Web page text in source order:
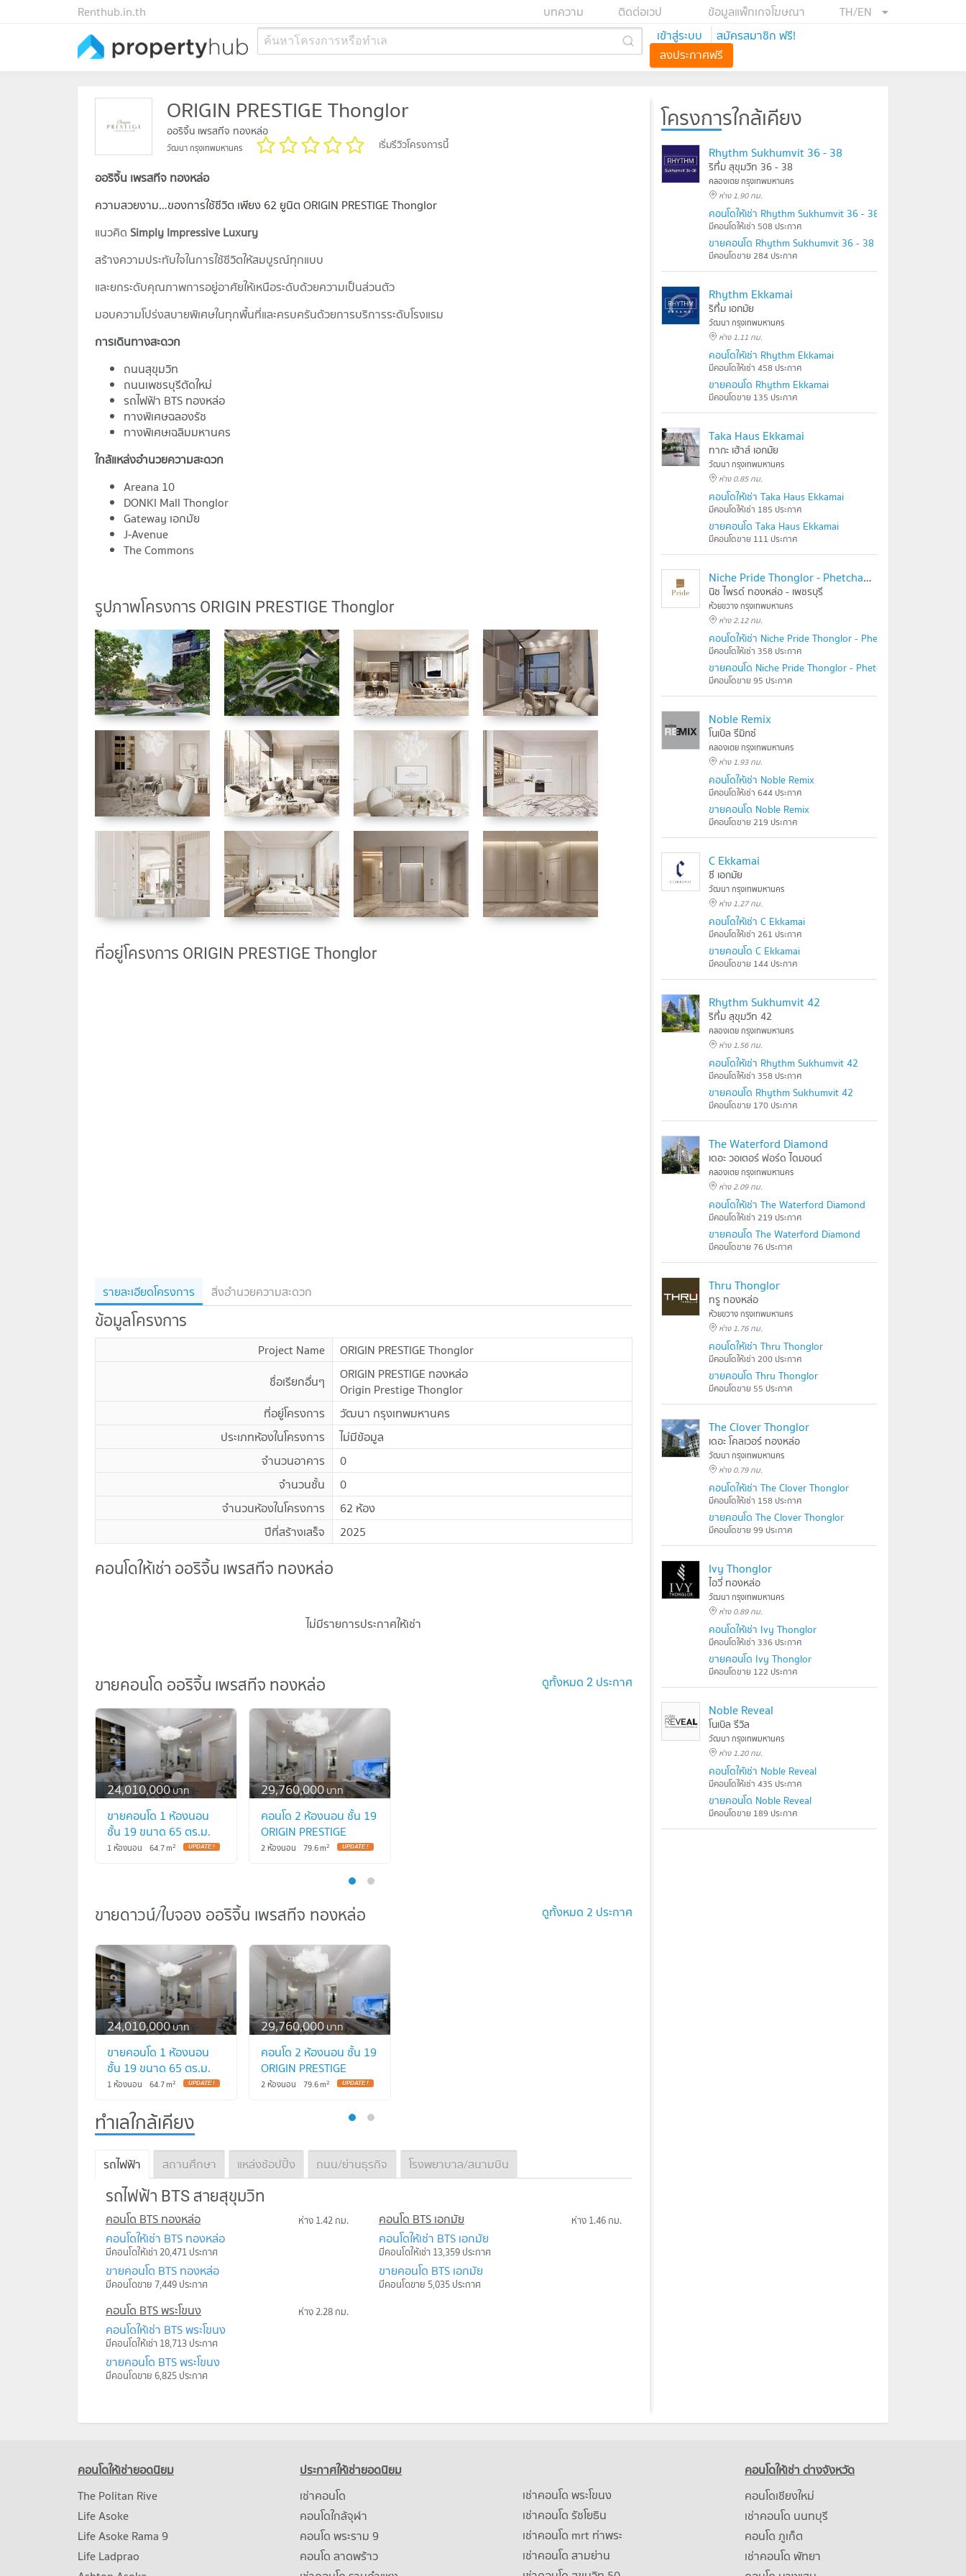
TH/EN
ข้อมูลแพ็กเกจโฆษณา
ติดต่อเวป
บทความ
Renthub.in.th
ค้นหาโครงการหรือทำเล เข้าสู่ระบบ
สมัครสมาชิก ฟรี!
ลงประกาศฟรี
ORIGIN PRESTIGE Thonglor
ออริจิ้น เพรสทีจ ทองหล่อ
วัฒนา กรุงเทพมหานคร เริ่มรีวิวโครงการนี้
ออริจิ้น เพรสทีจ ทองหล่อ
ความสวยงาม…ของการใช้ชีวิต เพียง 62 ยูนิต ORIGIN PRESTIGE Thonglor
แนวคิดSimply Impressive Luxury
สร้างความประทับใจในการใช้ชีวิตให้สมบูรณ์ทุกแบบ
และยกระดับคุณภาพการอยู่อาศัยให้เหนือระดับด้วยความเป็นส่วนตัว
มอบความโปร่งสบายพิเศษในทุกพื้นที่และครบครันด้วยการบริการระดับโรงแรม
การเดินทางสะดวก
ถนนสุขุมวิท
ถนนเพชรบุรีตัดใหม่
รถไฟฟ้า BTS ทองหล่อ
ทางพิเศษฉลองรัช
ทางพิเศษเฉลิมมหานคร
ใกล้แหล่งอำนวยความสะดวก
Areana 10
DONKI Mall Thonglor
Gateway เอกมัย
J-Avenue
The Commons
รูปภาพโครงการ ORIGIN PRESTIGE Thonglor
ที่อยู่โครงการ ORIGIN PRESTIGE Thonglor
รายละเอียดโครงการ สิ่งอำนวยความสะดวก
ข้อมูลโครงการ
Project Name
ORIGIN PRESTIGE Thonglor
ชื่อเรียกอื่นๆ
ORIGIN PRESTIGE ทองหล่อ
Origin Prestige Thonglor
ที่อยู่โครงการ
วัฒนา กรุงเทพมหานคร
ประเภทห้องในโครงการ
ไม่มีข้อมูล
จำนวนอาคาร
0
จำนวนชั้น
0
จำนวนห้องในโครงการ
62 ห้อง
ปีที่สร้างเสร็จ
2025
คอนโดให้เช่า ออริจิ้น เพรสทีจ ทองหล่อ
ไม่มีรายการประกาศให้เช่า
ขายคอนโด ออริจิ้น เพรสทีจ ทองหล่อ ดูทั้งหมด 2 ประกาศ
ขายคอนโด ออริจิ้น เพรสทีจ ทองหล่อ
24,010,000บาท
ขายคอนโด 1 ห้องนอน
ชั้น 19 ขนาด 65 ตร.ม.
ORIGIN PRESTIGE
1 ห้องนอน 64.7m2
29,760,000บาท
คอนโด 2 ห้องนอน ชั้น 19
ORIGIN PRESTIGE
ทองหล่อ ใกล้ BTS
2 ห้องนอน 79.6m2
ขายดาวน์/ใบจอง ออริจิ้น เพรสทีจ ทองหล่อ ดูทั้งหมด 2 ประกาศ
24,010,000บาท
ขายคอนโด 1 ห้องนอน
ชั้น 19 ขนาด 65 ตร.ม.
ORIGIN PRESTIGE
ทองหล่อ (ID 1311740)
1 ห้องนอน 64.7m2
29,760,000บาท
คอนโด 2 ห้องนอน ชั้น 19
ORIGIN PRESTIGE
ทองหล่อ ใกล้ BTS
2 ห้องนอน 79.6m2
ทำเลใกล้เคียง
รถไฟฟ้า สถานศึกษา แหล่งช้อปปิ้ง ถนน/ย่านธุรกิจ โรงพยาบาล/สนามบิน
รถไฟฟ้า BTS สายสุขุมวิท
คอนโด BTS ทองหล่อ ห่าง 1.42 กม.
คอนโดให้เช่า BTS ทองหล่อ
มีคอนโดให้เช่า 20,471 ประกาศ
ขายคอนโด BTS ทองหล่อ
มีคอนโดขาย 7,449 ประกาศ
คอนโด BTS เอกมัย ห่าง 1.46 กม.
คอนโดให้เช่า BTS เอกมัย
มีคอนโดให้เช่า 13,359 ประกาศ
ขายคอนโด BTS เอกมัย
มีคอนโดขาย 5,035 ประกาศ
คอนโด BTS พระโขนง ห่าง 2.28 กม.
คอนโดให้เช่า BTS พระโขนง
มีคอนโดให้เช่า 18,713 ประกาศ
ขายคอนโด BTS พระโขนง
มีคอนโดขาย 6,825 ประกาศ
โครงการใกล้เคียง
Rhythm Sukhumvit 36 - 38
ริทึ่ม สุขุมวิท 36 - 38
คลองเตย กรุงเทพมหานคร
ห่าง 1.90 กม.
คอนโดให้เช่า Rhythm Sukhumvit 36 - 38
มีคอนโดให้เช่า 508 ประกาศ
ขายคอนโด Rhythm Sukhumvit 36 - 38
มีคอนโดขาย 284 ประกาศ
Rhythm Ekkamai
ริทึ่ม เอกมัย
วัฒนา กรุงเทพมหานคร
ห่าง 1.11 กม.
คอนโดให้เช่า Rhythm Ekkamai
มีคอนโดให้เช่า 458 ประกาศ
ขายคอนโด Rhythm Ekkamai
มีคอนโดขาย 135 ประกาศ
Taka Haus Ekkamai
ทากะ เฮ้าส์ เอกมัย
วัฒนา กรุงเทพมหานคร
ห่าง 0.85 กม.
คอนโดให้เช่า Taka Haus Ekkamai
มีคอนโดให้เช่า 185 ประกาศ
ขายคอนโด Taka Haus Ekkamai
มีคอนโดขาย 111 ประกาศ
Niche Pride Thonglor - Phetchaburi
นิช ไพรด์ ทองหล่อ - เพชรบุรี
ห้วยขวาง กรุงเทพมหานคร
ห่าง 2.12 กม.
คอนโดให้เช่า Niche Pride Thonglor - Phetchaburi
มีคอนโดให้เช่า 358 ประกาศ
ขายคอนโด Niche Pride Thonglor - Phetchaburi
มีคอนโดขาย 95 ประกาศ
Noble Remix
โนเบิล รีมิกซ์
คลองเตย กรุงเทพมหานคร
ห่าง 1.93 กม.
คอนโดให้เช่า Noble Remix
มีคอนโดให้เช่า 644 ประกาศ
ขายคอนโด Noble Remix
มีคอนโดขาย 219 ประกาศ
C Ekkamai
ซี เอกมัย
วัฒนา กรุงเทพมหานคร
ห่าง 1.27 กม.
คอนโดให้เช่า C Ekkamai
มีคอนโดให้เช่า 261 ประกาศ
ขายคอนโด C Ekkamai
มีคอนโดขาย 144 ประกาศ
Rhythm Sukhumvit 42
ริทึ่ม สุขุมวิท 42
คลองเตย กรุงเทพมหานคร
ห่าง 1.56 กม.
คอนโดให้เช่า Rhythm Sukhumvit 42
มีคอนโดให้เช่า 358 ประกาศ
ขายคอนโด Rhythm Sukhumvit 42
มีคอนโดขาย 170 ประกาศ
The Waterford Diamond
เดอะ วอเตอร์ ฟอร์ด ไดมอนด์
คลองเตย กรุงเทพมหานคร
ห่าง 2.09 กม.
คอนโดให้เช่า The Waterford Diamond
มีคอนโดให้เช่า 219 ประกาศ
ขายคอนโด The Waterford Diamond
มีคอนโดขาย 76 ประกาศ
Thru Thonglor
ทรู ทองหล่อ
ห้วยขวาง กรุงเทพมหานคร
ห่าง 1.76 กม.
คอนโดให้เช่า Thru Thonglor
มีคอนโดให้เช่า 200 ประกาศ
ขายคอนโด Thru Thonglor
มีคอนโดขาย 55 ประกาศ
The Clover Thonglor
เดอะ โคลเวอร์ ทองหล่อ
วัฒนา กรุงเทพมหานคร
ห่าง 0.79 กม.
คอนโดให้เช่า The Clover Thonglor
มีคอนโดให้เช่า 158 ประกาศ
ขายคอนโด The Clover Thonglor
มีคอนโดขาย 99 ประกาศ
Ivy Thonglor
ไอวี่ ทองหล่อ
วัฒนา กรุงเทพมหานคร
ห่าง 0.89 กม.
คอนโดให้เช่า Ivy Thonglor
มีคอนโดให้เช่า 336 ประกาศ
ขายคอนโด Ivy Thonglor
มีคอนโดขาย 122 ประกาศ
Noble Reveal
โนเบิล รีวิล
วัฒนา กรุงเทพมหานคร
ห่าง 1.20 กม.
คอนโดให้เช่า Noble Reveal
มีคอนโดให้เช่า 435 ประกาศ
ขายคอนโด Noble Reveal
มีคอนโดขาย 189 ประกาศ
คอนโดให้เช่ายอดนิยม
The Politan Rive
Life Asoke
Life Asoke Rama 9
Life Ladprao
ประกาศให้เช่ายอดนิยม
เช่าคอนโด
คอนโดใกล้จุฬา
คอนโด พระราม 9
คอนโด ลาดพร้าว
เช่าคอนโด พระโขนง
เช่าคอนโด รัชโยธิน
เช่าคอนโด mrt ท่าพระ
เช่าคอนโด สามย่าน
คอนโดให้เช่า ต่างจังหวัด
คอนโดเชียงใหม่
เช่าคอนโด นนทบุรี
คอนโด ภูเก็ต
เช่าคอนโด พัทยา